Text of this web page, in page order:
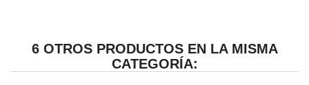
6 OTROS PRODUCTOS EN LA MISMA
CATEGORÍA: